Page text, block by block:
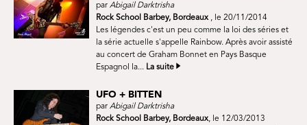
par Abigail Darktrisha
Rock School Barbey, Bordeaux , le 20/11/2014
Les légendes c'est un peu comme la loi des séries et
la série actuelle s'appelle Rainbow. Après avoir assisté
au concert de Graham Bonnet en Pays Basque
Espagnol la... La suite
UFO + BITTEN
par Abigail Darktrisha
Rock School Barbey, Bordeaux, le 12/03/2013